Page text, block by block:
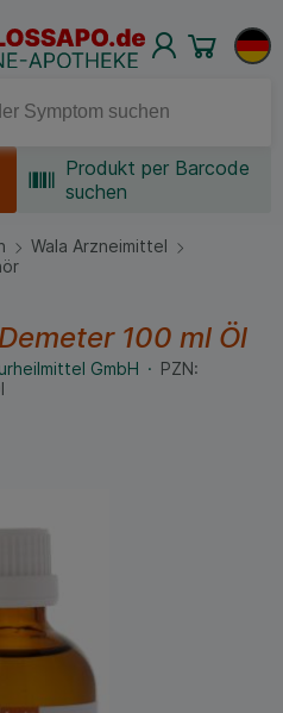
Produkt per Barcode
suchen
Wala Arzneimittel
100 ml Öl
GmbH
PZN: